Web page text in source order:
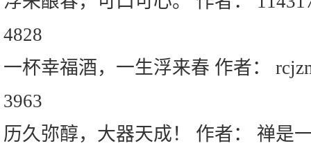
4828
一杯幸福酒，一生浮来春 作者：
3963
历久弥醇，大器天成！ 作者： 禅是